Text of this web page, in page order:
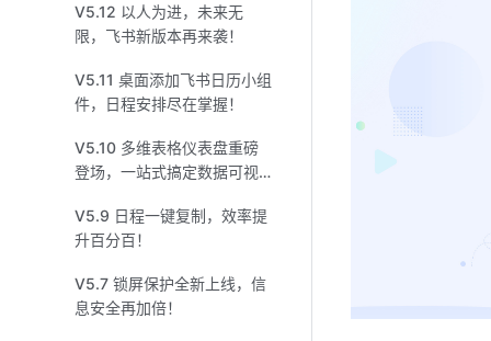
V5.12 以人为进，未来无
限，飞书新版本再来袭！
V5.11 桌面添加飞书日历小组
件，日程安排尽在掌握！
V5.10 多维表格仪表盘重磅
登场，一站式搞定数据可视
V5.9 日程一键复制，效率提
升百分百！
V5.7 锁屏保护全新上线，信
息安全再加倍！